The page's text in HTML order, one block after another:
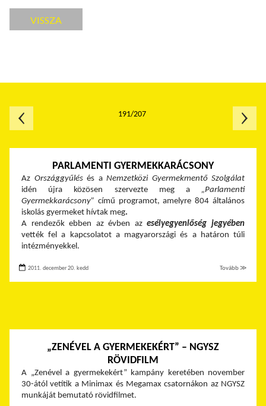
VISSZA
PARLAMENTI GYERMEKKARÁCSONY
Az Országgyűlésés a Nemzetközi Gyermekmentő Szolgálat
idén újra közösen szervezte meg a „Parlamenti
Gyermekkarácsony” című programot, amelyre 804 általános
iskolás gyermeket hívtak meg.
A rendezők ebben az évben azesélyegyenlőség jegyében
vették fel a kapcsolatot a magyarországi és a határon túli
intézményekkel.
2011. december 20. kedd Tovább ≫
„ZENÉVEL A GYERMEKEKÉRT” – NGYSZ
RÖVIDFILM
A „Zenével a gyermekekért” kampány keretében november
30-ától vetítik a Minimax és Megamax csatornákon az NGYSZ
munkáját bemutató rövidfilmet.
191/207